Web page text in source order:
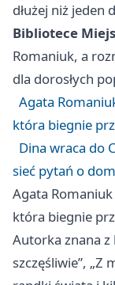
dłużej niż jeden
Bibliotece
Romaniuk, a
dla dorosłych
Agata
która biegnie
Dina wraca do
sieć pytań o
Agata
która biegnie
Autorka znana z
szczęśliwie”, „Z